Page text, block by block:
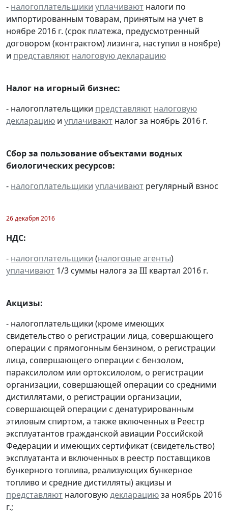
- налогоплательщики уплачивают налоги по
импортированным товарам, принятым на учет в
ноябре 2016 г. (срок платежа, предусмотренный
договором (контрактом) лизинга, наступил в ноябре)
и представляют налоговую декларацию
Налог на игорный бизнес:
- налогоплательщики представляют налоговую
декларацию и уплачивают налог за ноябрь 2016 г.
Сбор за пользование объектами водных
биологических ресурсов:
- налогоплательщики уплачивают регулярный взнос
26 декабря 2016
НДС:
- налогоплательщики (налоговые агенты)
уплачивают 1/3 суммы налога за III квартал 2016 г.
Акцизы:
- налогоплательщики (кроме имеющих
свидетельство о регистрации лица, совершающего
операции с прямогонным бензином, о регистрации
лица, совершающего операции с бензолом,
параксилолом или ортоксилолом, о регистрации
организации, совершающей операции со средними
дистиллятами, о регистрации организации,
совершающей операции с денатурированным
этиловым спиртом, а также включенных в Реестр
эксплуатантов гражданской авиации Российской
Федерации и имеющих сертификат (свидетельство)
эксплуатанта и включенных в реестр поставщиков
бункерного топлива, реализующих бункерное
топливо и средние дистилляты) акцизы и
представляют налоговуюдекларациюза ноябрь 2016
г.;